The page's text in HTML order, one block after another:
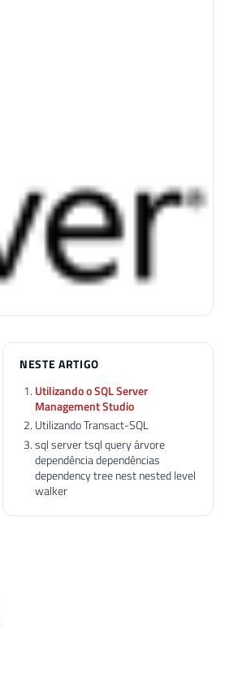
NESTE ARTIGO
Utilizando o SQL Server
Management Studio
Utilizando Transact-SQL
sql server tsql query árvore
dependência dependências
dependency tree nest nested level
walker